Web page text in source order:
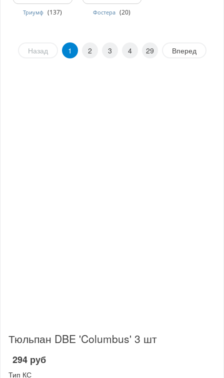
Триумф (137) Фостера (20)
Назад 1 2 3 4 29 Вперед
Тюльпан DBE 'Columbus' 3 шт
294 руб
Тип КС